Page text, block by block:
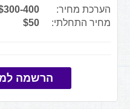
הערכת מחיר: 400
מחיר התחלתי:
$50
הרשמה